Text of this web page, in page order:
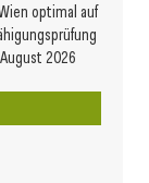
optimal auf
2026